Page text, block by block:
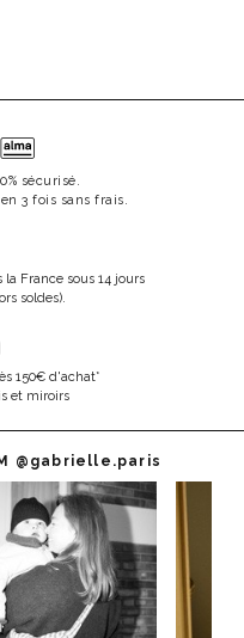
sécurisé.
3 fois sans frais.
France sous 14 jours
soldes).
150€ d'achat*
et miroirs
@gabrielle.paris